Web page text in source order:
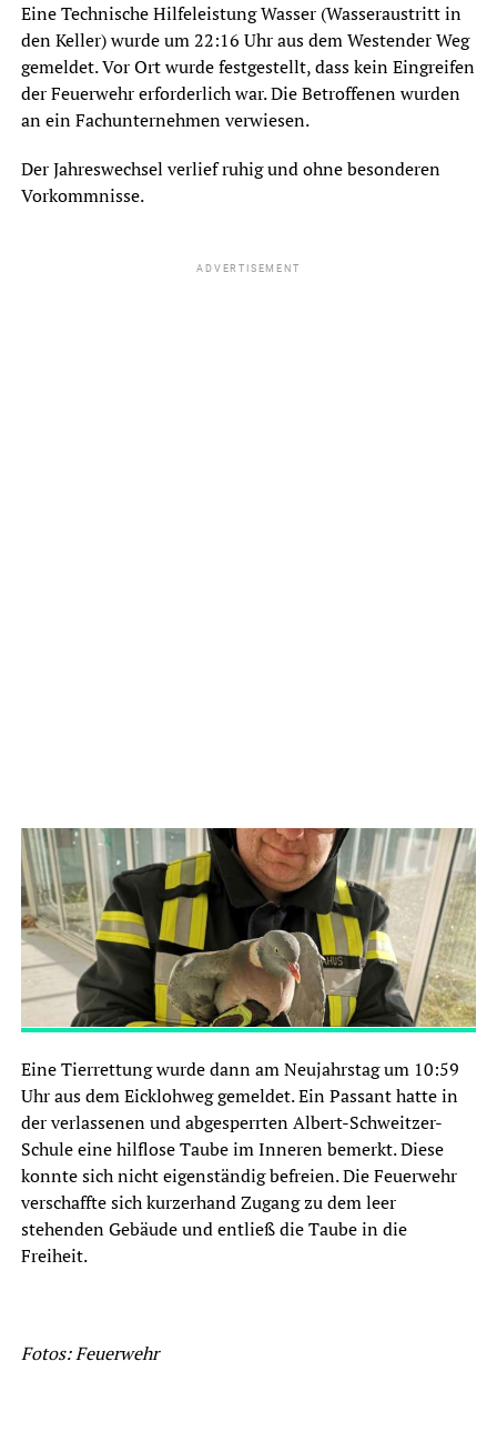
Eine Technische Hilfeleistung Wasser (Wasseraustritt in
den Keller) wurde um 22:16 Uhr aus dem Westender Weg
gemeldet. Vor Ort wurde festgestellt, dass kein Eingreifen
der Feuerwehr erforderlich war. Die Betroffenen wurden
an ein Fachunternehmen verwiesen.
Der Jahreswechsel verlief ruhig und ohne besonderen
Vorkommnisse.
ADVERTISEMENT
Eine Tierrettung wurde dann am Neujahrstag um 10:59
Uhr aus dem Eicklohweg gemeldet. Ein Passant hatte in
der verlassenen und abgesperrten Albert-Schweitzer-
Schule eine hilflose Taube im Inneren bemerkt. Diese
konnte sich nicht eigenständig befreien. Die Feuerwehr
verschaffte sich kurzerhand Zugang zu dem leer
stehenden Gebäude und entließ die Taube in die
Freiheit.
Fotos: Feuerwehr